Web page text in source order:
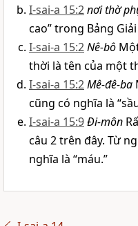
I-sai-a 15:2nơi thờ
cao” trong Bảng
I-sai-a 15:2Nê-bô
thời là tên của một
I-sai-a 15:2Mê-đê-ba
cũng có nghĩa là
I-sai-a 15:9Đi-môn
câu 2 trên đây. Từ
nghĩa là “máu.”